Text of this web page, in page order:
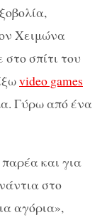
Χειμώνα
σπίτι του
video games
Γύρω από ένα
και για
στο
αγόρια»,